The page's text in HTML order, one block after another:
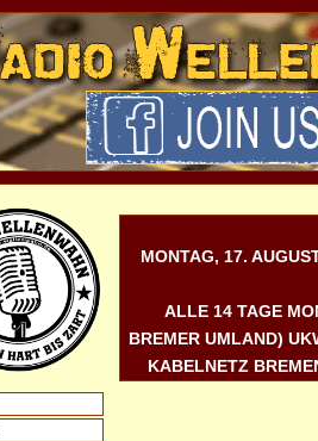
MONTAG, 17.
ALLE 14 TAGE
REMER UMLAND)
ABELNETZ